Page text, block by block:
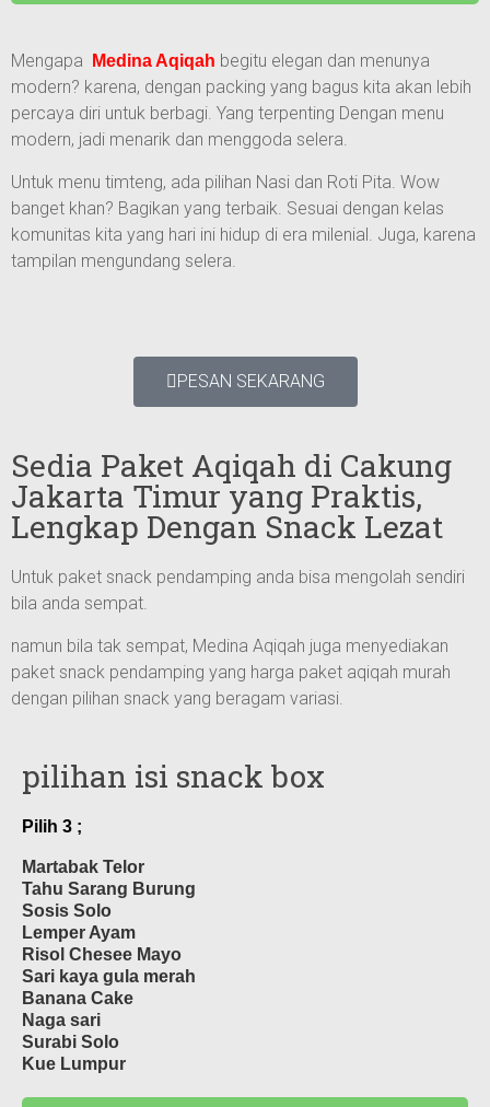
Mengapa Medina Aqiqah begitu elegan dan menunya
modern? karena, dengan packing yang bagus kita akan lebih
percaya diri untuk berbagi. Yang terpenting Dengan menu
modern, jadi menarik dan menggoda selera.
Untuk menu timteng, ada pilihan Nasi dan Roti Pita. Wow
banget khan? Bagikan yang terbaik. Sesuai dengan kelas
komunitas kita yang hari ini hidup di era milenial. Juga, karena
tampilan mengundang selera.
PESAN SEKARANG
Sedia Paket Aqiqah di Cakung
Jakarta Timur yang Praktis,
Lengkap Dengan Snack Lezat
Untuk paket snack pendamping anda bisa mengolah sendiri
bila anda sempat.
namun bila tak sempat, Medina Aqiqah juga menyediakan
paket snack pendamping yang harga paket aqiqah murah
dengan pilihan snack yang beragam variasi.
pilihan isi snack box
Pilih 3 ;
Martabak Telor
Tahu Sarang Burung
Sosis Solo
Lemper Ayam
Risol Chesee Mayo
Sari kaya gula merah
Banana Cake
Naga sari
Surabi Solo
Kue Lumpur